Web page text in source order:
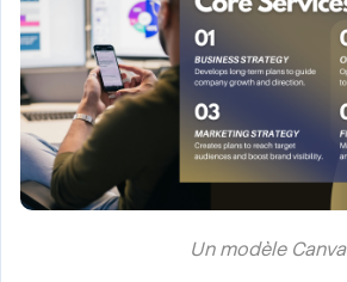
Un modèle Canva